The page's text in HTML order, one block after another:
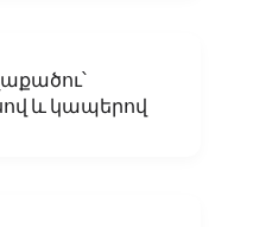
և կապերով